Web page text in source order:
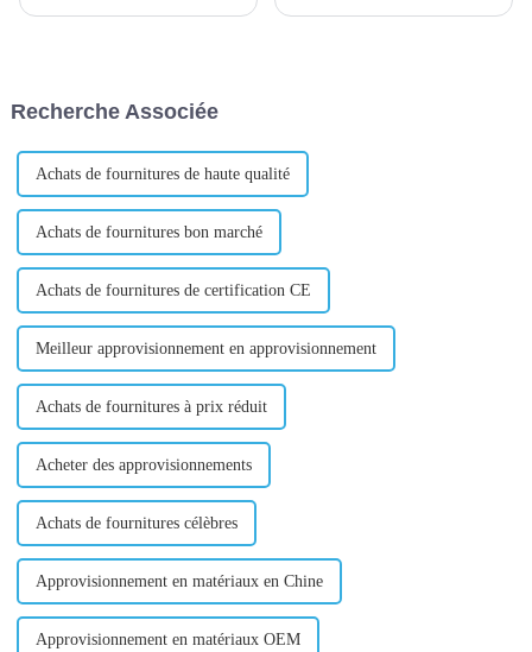
matériaux jusqu'à la
des clients.
Recherche Associée
Achats de fournitures de haute qualité
Achats de fournitures bon marché
Achats de fournitures de certification CE
Meilleur approvisionnement en approvisionnement
Achats de fournitures à prix réduit
Acheter des approvisionnements
Achats de fournitures célèbres
Approvisionnement en matériaux en Chine
Approvisionnement en matériaux OEM